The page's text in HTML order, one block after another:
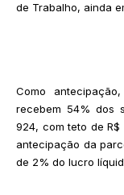
de Trabalho, ainda
Como
recebem 54% dos
924, com teto de R$
antecipação da
de 2% do lucro